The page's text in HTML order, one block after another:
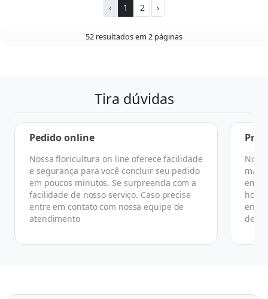
‹ 1 2 ›
52 resultados em 2 páginas
Tira dúvidas
Pedido online
Nossa floricultura on line oferece facilidade
e segurança para você concluir seu pedido
em poucos minutos. Se surpreenda com a
facilidade de nosso serviço. Caso precise
entre em contato com nossa equipe de
atendimento
No
em
de